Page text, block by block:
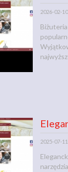
2026-02-10
2025-07-11